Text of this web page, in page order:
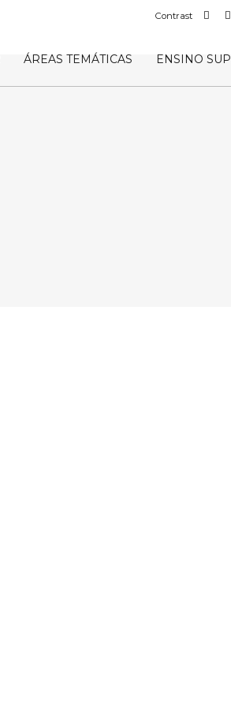
Contrast
ÁREAS TEMÁTICAS ENSINO